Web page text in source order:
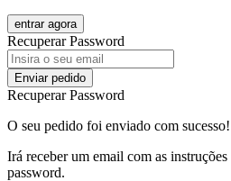
entrar agora
Recuperar Password
Enviar pedido
Recuperar Password
O seu pedido foi enviado com sucesso!
Irá receber um email com as instruções
password.